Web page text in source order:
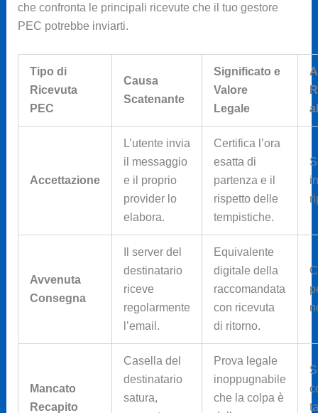
che confronta le principali ricevute che il tuo gestore
PEC potrebbe inviarti.
Tipo di
Ricevuta
PEC
Causa
Scatenante
Significato e
Valore
Legale
Accettazione
L’utente invia
il messaggio
e il proprio
provider lo
elabora.
Certifica l’ora
esatta di
partenza e il
rispetto delle
tempistiche.
Avvenuta
Consegna
Il server del
destinatario
riceve
regolarmente
l’email.
Equivalente
digitale della
raccomandata
con ricevuta
di ritorno.
Mancato
Recapito
Casella del
destinatario
satura,
Prova legale
inoppugnabile
che la colpa è